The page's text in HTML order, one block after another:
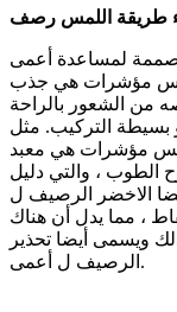
طريقة اللمس رصف
لمساعدة أعمى
مؤشرات هي جذب
من الشعور بالراحة
و بسيطة التركيب. مثل
مؤشرات هي معبد
الطوب ، والتي دليل
الاخضر الرصيف ل
، مما يدل أن هناك
ويسمى أيضا تحذير
الرصيف ل أعمى.